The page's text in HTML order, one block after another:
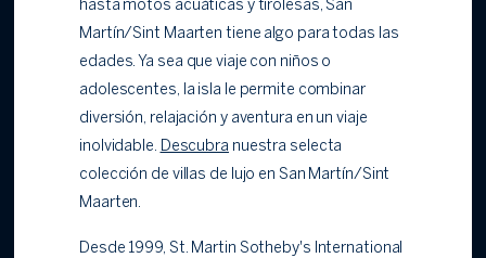
hasta motos acuáticas y tirolesas, San
Martín/Sint Maarten tiene algo para todas las
edades. Ya sea que viaje con niños o
adolescentes, la isla le permite combinar
diversión, relajación y aventura en un viaje
inolvidable. Descubra nuestra selecta
colección de villas de lujo en San Martín/Sint
Maarten.
Desde 1999, St. Martin Sotheby's International